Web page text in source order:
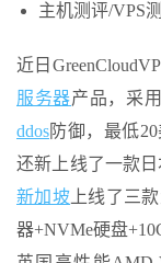
主机测评/VPS
近日
服务器产品，采
ddos防御，最低
还新上线了一款
新加坡 上线了三
器+NVMe硬盘